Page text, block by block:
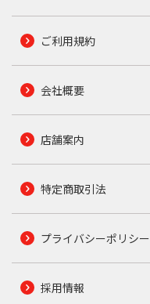
ご利用規約
会社概要
店舗案内
特定商取引法
プライバシーポリシー
採用情報